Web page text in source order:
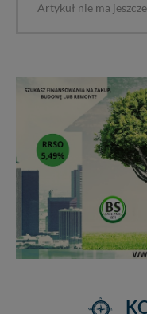
Artykuł nie ma